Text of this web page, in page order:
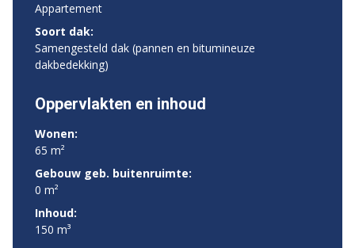
Appartement
Soort dak:
Samengesteld dak (pannen en bitumineuze
dakbedekking)
Oppervlakten en inhoud
Wonen:
65 m²
Gebouw geb. buitenruimte:
0 m²
Inhoud:
150 m³